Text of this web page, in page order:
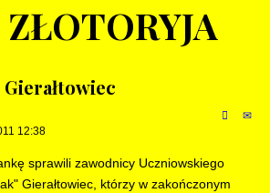
12:38
sprawili zawodnicy Uczniowskiego
Gierałtowiec, którzy w zakończonym